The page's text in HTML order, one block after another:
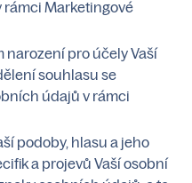
Marketingové
narození pro účely Vaší
souhlasu se
údajů v rámci
podoby, hlasu a jeho
a projevů Vaší osobní